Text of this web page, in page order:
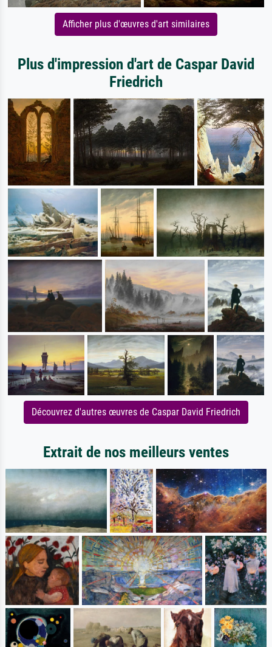
Afficher plus d'œuvres d'art similaires
Plus d'impression d'art de Caspar David
Friedrich
Découvrez d'autres œuvres de Caspar David Friedrich
Extrait de nos meilleurs ventes